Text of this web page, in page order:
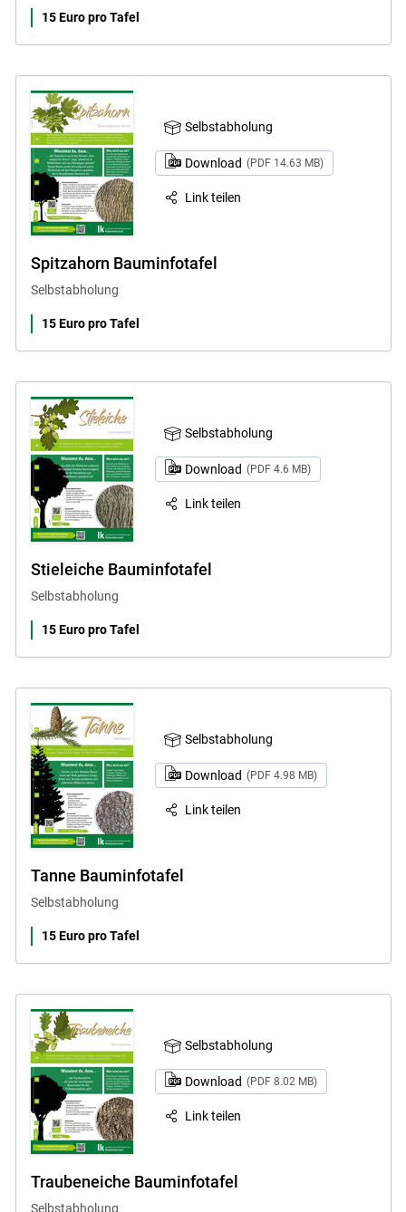
15 Euro pro Tafel
Selbstabholung
Download (PDF 14.63 MB)
Link teilen
Spitzahorn Bauminfotafel
Selbstabholung
15 Euro pro Tafel
Selbstabholung
Download (PDF 4.6 MB)
Link teilen
Stieleiche Bauminfotafel
Selbstabholung
15 Euro pro Tafel
Selbstabholung
Download (PDF 4.98 MB)
Link teilen
Tanne Bauminfotafel
Selbstabholung
15 Euro pro Tafel
Selbstabholung
Download (PDF 8.02 MB)
Link teilen
Traubeneiche Bauminfotafel
Selbstabholung